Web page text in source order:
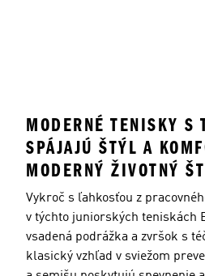
MODERNÉ TENISKY S
SPÁJAJÚ ŠTÝL A
MODERNÝ ŽIVOTNÝ
Vykroč s ľahkosťou z
v týchto juniorských teniskách
vsadená podrážka a zvršok s
klasický vzhľad v sviežom